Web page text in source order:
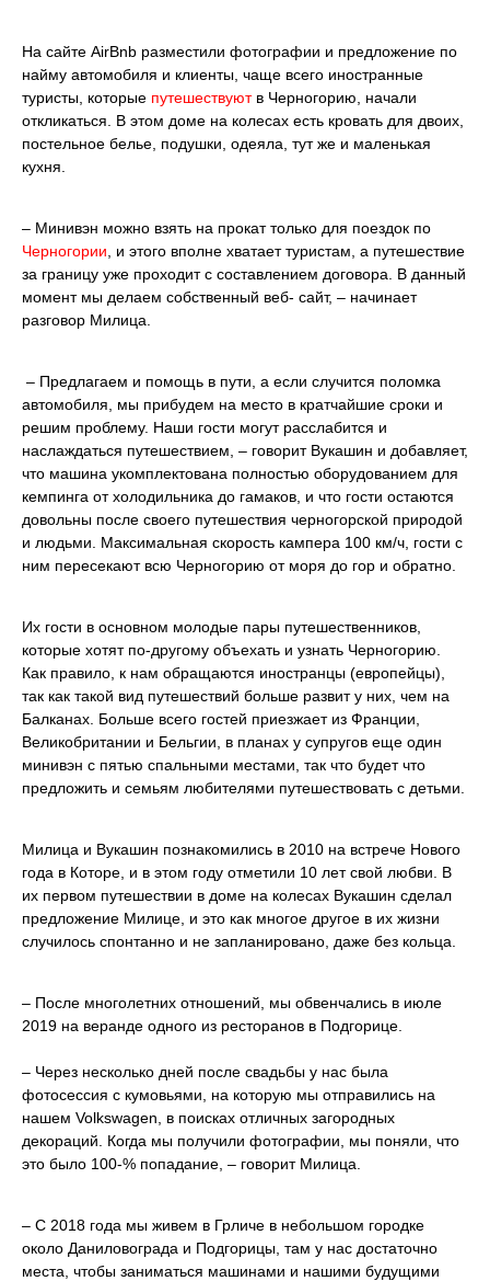
На сайте AirBnb разместили фотографии и предложение по
найму автомобиля и клиенты, чаще всего иностранные
туристы, которые путешествуютв Черногорию, начали
откликаться. В этом доме на колесах есть кровать для двоих,
постельное белье, подушки, одеяла, тут же и маленькая
кухня.
– Минивэн можно взять на прокат только для поездок по
Черногории , и этого вполне хватает туристам, а путешествие
за границу уже проходит с составлением договора. В данный
момент мы делаем собственный веб- сайт, – начинает
разговор Милица.
– Предлагаем и помощь в пути, а если случится поломка
автомобиля, мы прибудем на место в кратчайшие сроки и
решим проблему. Наши гости могут расслабится и
наслаждаться путешествием, – говорит Вукашин и добавляет,
что машина укомплектована полностью оборудованием для
кемпинга от холодильника до гамаков, и что гости остаются
довольны после своего путешествия черногорской природой
и людьми. Максимальная скорость кампера 100 км/ч, гости с
ним пересекают всю Черногорию от моря до гор и обратно.
Их гости в основном молодые пары путешественников,
которые хотят по-другому объехать и узнать Черногорию.
Как правило, к нам обращаются иностранцы (европейцы),
так как такой вид путешествий больше развит у них, чем на
Балканах. Больше всего гостей приезжает из Франции,
Великобритании и Бельгии, в планах у супругов еще один
минивэн с пятью спальными местами, так что будет что
предложить и семьям любителями путешествовать с детьми.
Милица и Вукашин познакомились в 2010 на встрече Нового
года в Которе, и в этом году отметили 10 лет свой любви. В
их первом путешествии в доме на колесах Вукашин сделал
предложение Милице, и это как многое другое в их жизни
случилось спонтанно и не запланировано, даже без кольца.
– После многолетних отношений, мы обвенчались в июле
2019 на веранде одного из ресторанов в Подгорице.
– Через несколько дней после свадьбы у нас была
фотосессия с кумовьями, на которую мы отправились на
нашем Volkswagen, в поисках отличных загородных
декораций. Когда мы получили фотографии, мы поняли, что
это было 100-% попадание, – говорит Милица.
– С 2018 года мы живем в Грличе в небольшом городке
около Даниловограда и Подгорицы, там у нас достаточно
места, чтобы заниматься машинами и нашими будущими